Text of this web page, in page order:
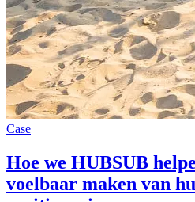
Case
Hoe we HUBSUB
voelbaar maken van